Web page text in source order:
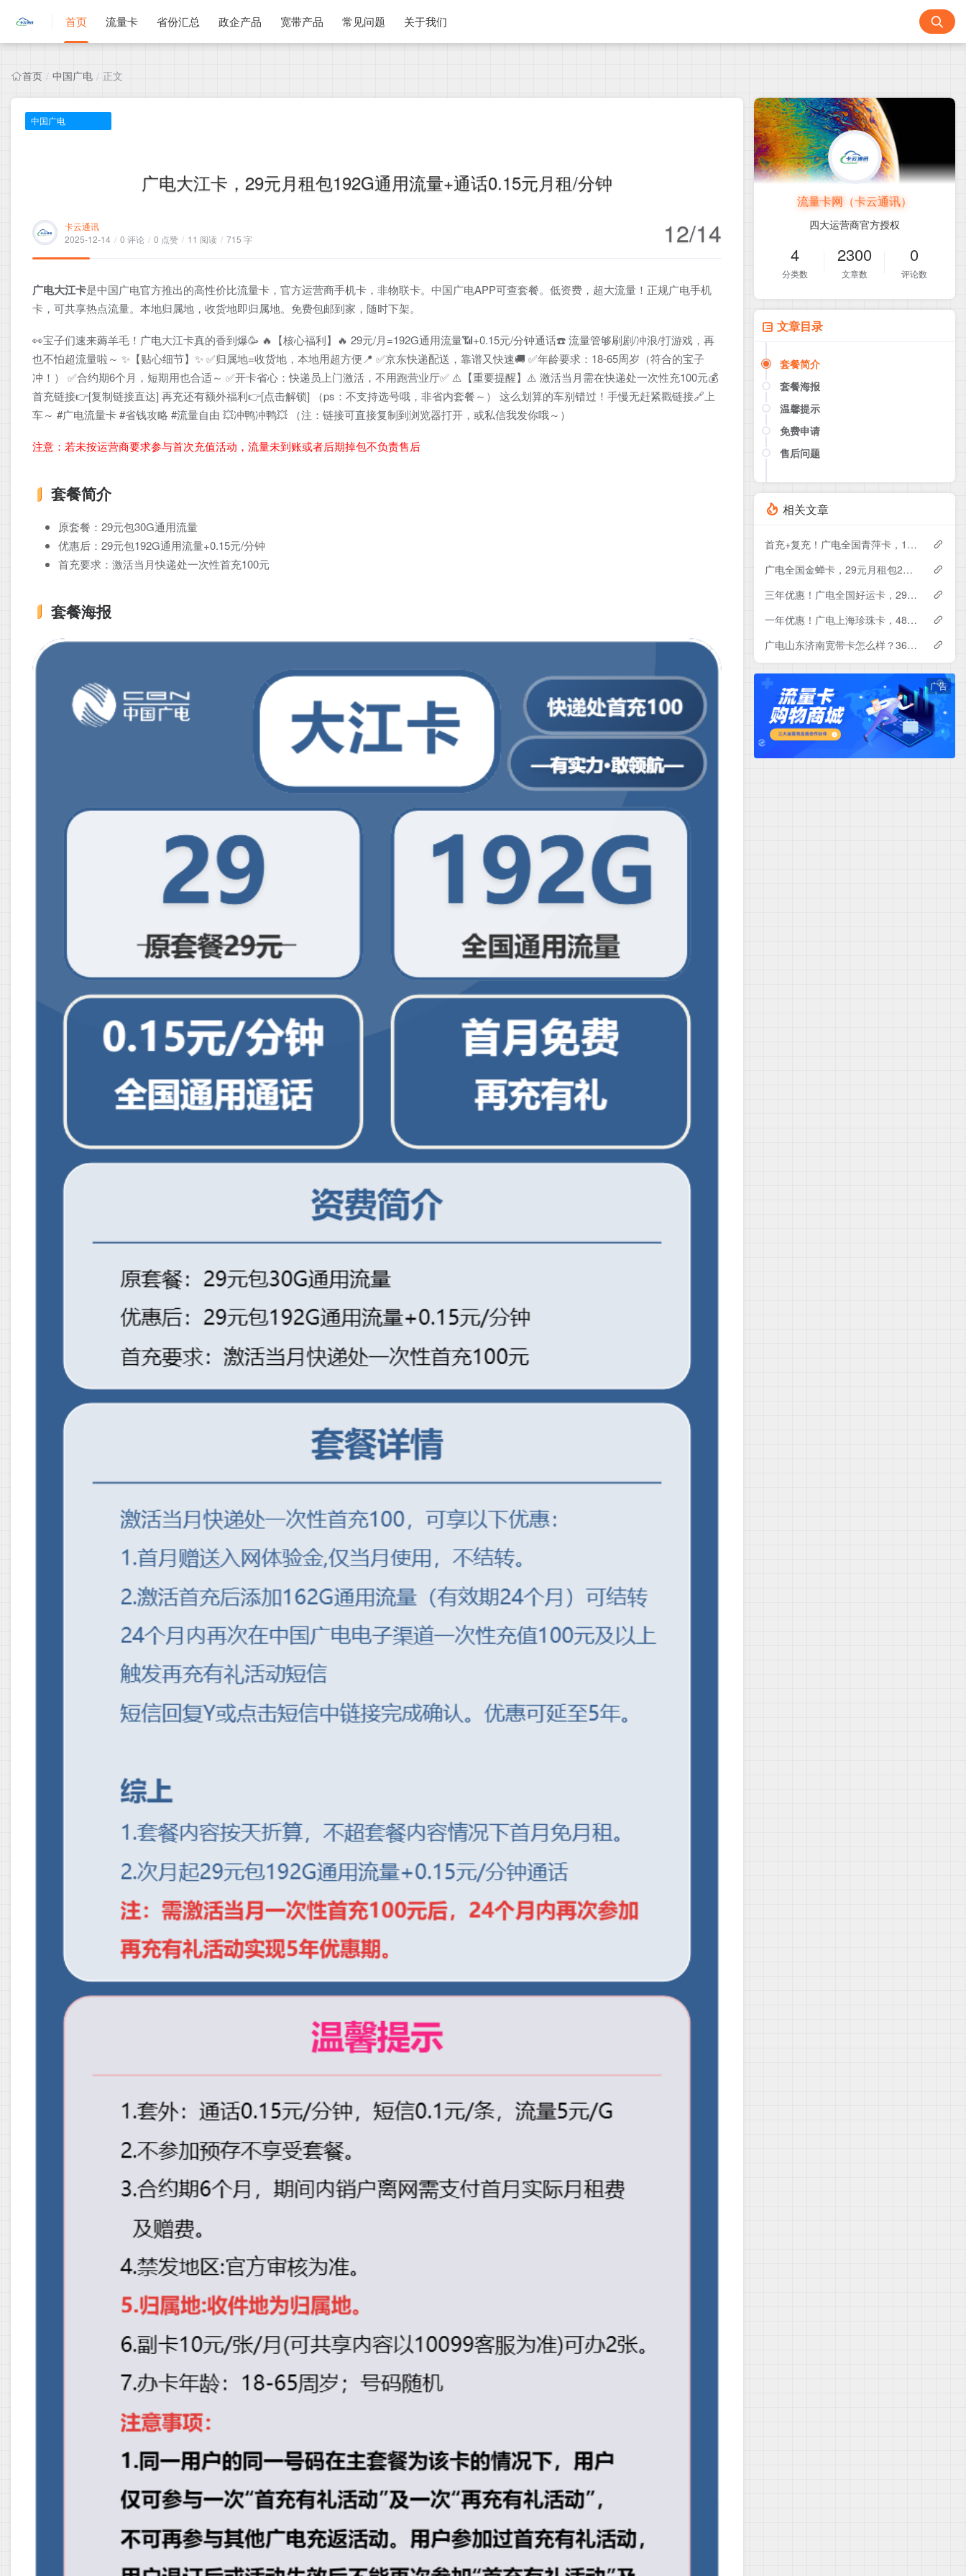
首页 流量卡 省份汇总 政企产品 宽带产品 常见问题 关于我们
首页 / 中国广电 / 正文
中国广电
广电大江卡，29元月租包192G通用流量+通话0.15元月租/分钟
卡云通讯
2025-12-14 / 0 评论 / 0 点赞 / 11 阅读 / 715 字 12/14
广电大江卡是中国广电官方推出的高性价比流量卡，官方运营商手机卡，非物联卡。中国广电APP可查套餐。低资费，超大流量！正规广电手机
卡，可共享热点流量。本地归属地，收货地即归属地。免费包邮到家，随时下架。
👀宝子们速来薅羊毛！广电大江卡真的香到爆🥳 🔥【核心福利】🔥 29元/月=192G通用流量📶+0.15元/分钟通话☎️ 流量管够刷剧/冲浪/打游戏，再
也不怕超流量啦～ ✨【贴心细节】✨ ✅归属地=收货地，本地用超方便📍 ✅京东快递配送，靠谱又快速🚚 ✅年龄要求：18-65周岁（符合的宝子
冲！） ✅合约期6个月，短期用也合适～ ✅开卡省心：快递员上门激活，不用跑营业厅✅ ⚠️【重要提醒】⚠️ 激活当月需在快递处一次性充100元💰
首充链接👉[复制链接直达] 再充还有额外福利👉[点击解锁] （ps：不支持选号哦，非省内套餐～） 这么划算的车别错过！手慢无赶紧戳链接🔗上
车～ #广电流量卡 #省钱攻略 #流量自由 💥冲鸭冲鸭💥 （注：链接可直接复制到浏览器打开，或私信我发你哦～）
注意：若未按运营商要求参与首次充值活动，流量未到账或者后期掉包不负责售后
套餐简介
原套餐：29元包30G通用流量
优惠后：29元包192G通用流量+0.15元/分钟
首充要求：激活当月快递处一次性首充100元
套餐海报
流量卡网（卡云通讯）
四大运营商官方授权
4
分类数
2300
文章数
0
评论数
文章目录
套餐简介
套餐海报
温馨提示
免费申请
点击这里或者手机扫描下方二维码
售后问题
相关文章
首充+复充！广电全国青萍卡，19元月租包230G+0.15元月租/分钟
广电全国金蝉卡，29元月租包230G+0.15元月租/分钟
三年优惠！广电全国好运卡，29元月租包200G+0.15元月租/分钟
一年优惠！广电上海珍珠卡，48元月租包430G+300分钟
广电山东济南宽带卡怎么样？360-840元月租包1-3年500-1000M单宽带套餐——广电流量卡测评
广告